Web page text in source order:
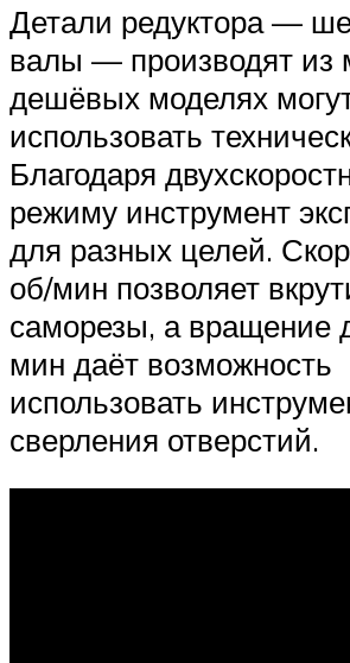
Детали редуктора —
валы — производят из
дешёвых моделях
использовать
Благодаря
режиму инструмент
для разных целей.
об/мин позволяет
саморезы, а вращение
мин даёт возможность
использовать
сверления отверстий.